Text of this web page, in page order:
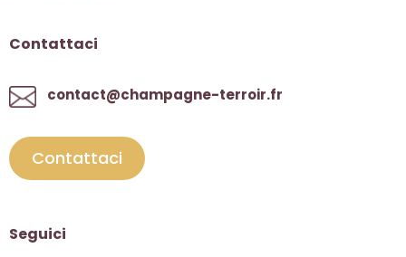
Contattaci
contact@champagne-terroir.fr
Contattaci
Seguici